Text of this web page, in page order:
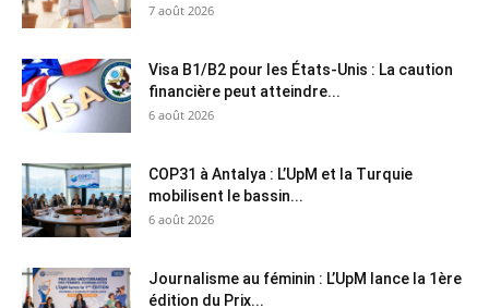
7 août 2026
Visa B1/B2 pour les États-Unis : La caution
financière peut atteindre...
6 août 2026
COP31 à Antalya : L’UpM et la Turquie
mobilisent le bassin...
6 août 2026
Journalisme au féminin : L’UpM lance la 1ère
édition du Prix...